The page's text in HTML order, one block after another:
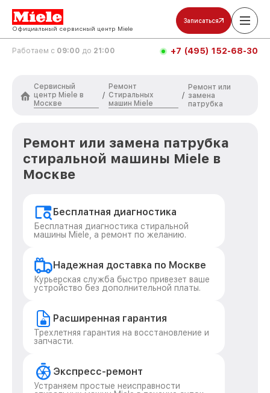
Официальный сервисный центр Miele
Записаться
Работаем с 09:00 до 21:00 +7 (495) 152-68-30
Сервисный
центр Miele в
Москве
/
Ремонт
Стиральных
машин Miele
/
Ремонт или
замена
патрубка
Ремонт или замена патрубка
стиральной машины Miele в
Москве
Бесплатная диагностика
Бесплатная диагностика стиральной
машины Miele, а ремонт по желанию.
Надежная доставка по Москве
Курьерская служба быстро привезет ваше
устройство без дополнительной платы.
Расширенная гарантия
Трехлетняя гарантия на восстановление и
запчасти.
Экспресс-ремонт
Устраняем простые неисправности